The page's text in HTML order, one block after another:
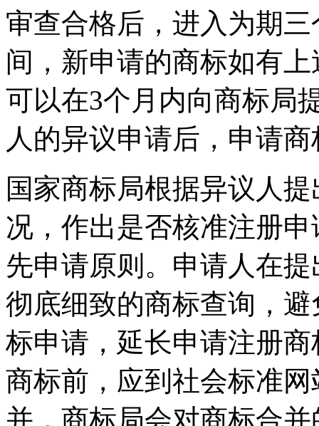
审查合格后，进入为期
间，新申请的商标如有
可以在3个月内向商标局
人的异议申请后，申请
国家商标局根据异议人
况，作出是否核准注册
先申请原则。申请人在
彻底细致的商标查询，
标申请，延长申请注册
商标前，应到社会标准
并，商标局会对商标合